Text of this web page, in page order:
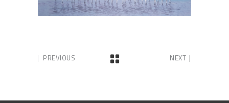
PREVIOUS NEXT